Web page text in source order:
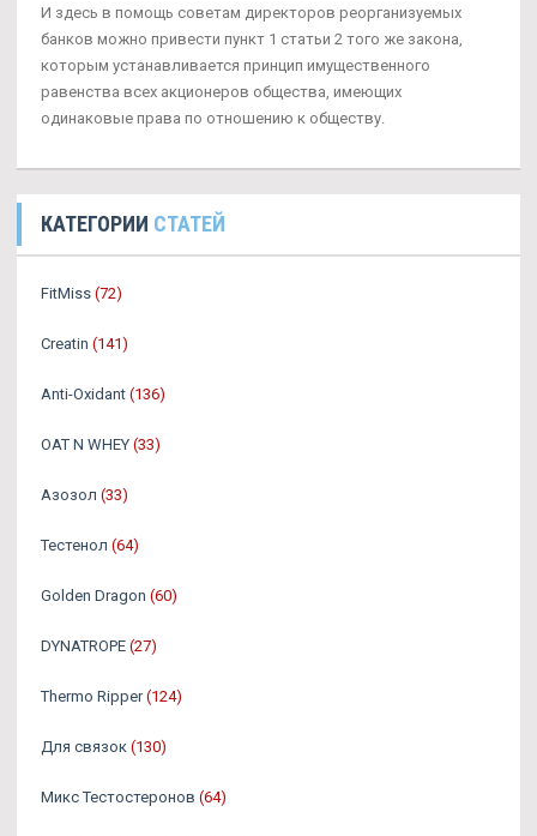
И здесь в помощь советам директоров реорганизуемых
банков можно привести пункт 1 статьи 2 того же закона,
которым устанавливается принцип имущественного
равенства всех акционеров общества, имеющих
одинаковые права по отношению к обществу.
КАТЕГОРИИ СТАТЕЙ
FitMiss (72)
Creatin (141)
Anti-Oxidant (136)
OAT N WHEY (33)
Азозол (33)
Тестенол (64)
Golden Dragon (60)
DYNATROPE (27)
Thermo Ripper (124)
Для связок (130)
Микс Тестостеронов (64)